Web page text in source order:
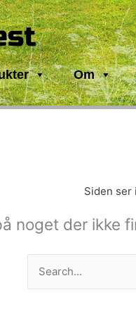
Om
Siden ser
noget der ikke
Søg
efter: